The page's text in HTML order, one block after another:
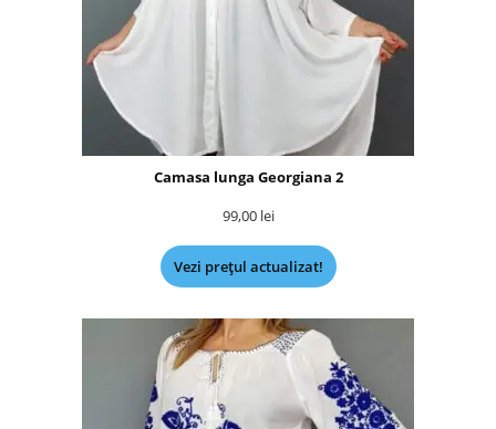
Camasa lunga Georgiana 2
99,00 lei
Vezi prețul actualizat!